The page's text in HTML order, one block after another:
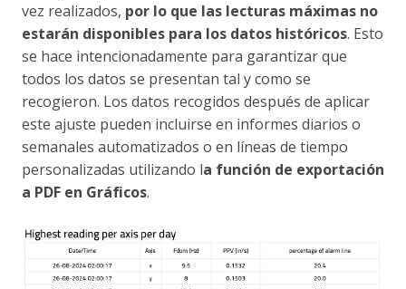
vez realizados, por lo que las lecturas máximas no
estarán disponibles para los datos históricos. Esto
se hace intencionadamente para garantizar que
todos los datos se presentan tal y como se
recogieron. Los datos recogidos después de aplicar
este ajuste pueden incluirse en informes diarios o
semanales automatizados o en líneas de tiempo
personalizadas utilizando la función de exportación
a PDF en Gráficos.